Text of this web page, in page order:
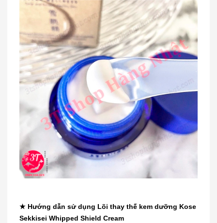
★ Hướng dẫn sử dụng Lõi thay thế kem dưỡng Kose
Sekkisei Whipped Shield Cream